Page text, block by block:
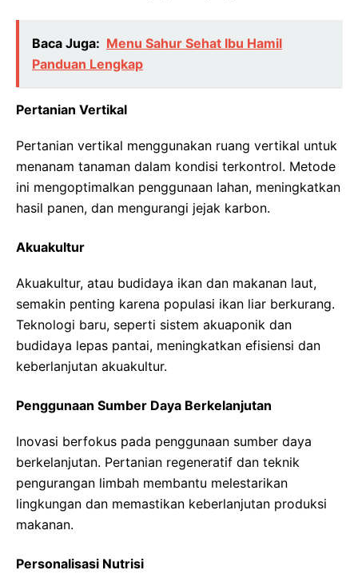
Baca Juga: Menu Sahur Sehat Ibu Hamil
Panduan Lengkap
Pertanian Vertikal
Pertanian vertikal menggunakan ruang vertikal untuk
menanam tanaman dalam kondisi terkontrol. Metode
ini mengoptimalkan penggunaan lahan, meningkatkan
hasil panen, dan mengurangi jejak karbon.
Akuakultur
Akuakultur, atau budidaya ikan dan makanan laut,
semakin penting karena populasi ikan liar berkurang.
Teknologi baru, seperti sistem akuaponik dan
budidaya lepas pantai, meningkatkan efisiensi dan
keberlanjutan akuakultur.
Penggunaan Sumber Daya Berkelanjutan
Inovasi berfokus pada penggunaan sumber daya
berkelanjutan. Pertanian regeneratif dan teknik
pengurangan limbah membantu melestarikan
lingkungan dan memastikan keberlanjutan produksi
makanan.
Personalisasi Nutrisi